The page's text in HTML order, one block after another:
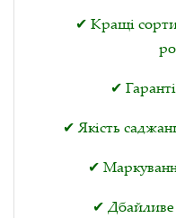
✔ Кращі
✔
✔ Якість
✔
✔ Дбайливе